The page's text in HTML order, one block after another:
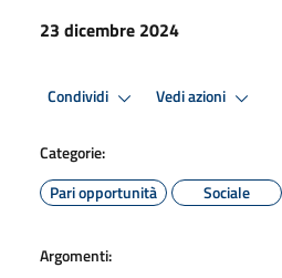
23 dicembre 2024
Condividi Vedi azioni
Categorie:
Pari opportunità
Sociale
Argomenti: